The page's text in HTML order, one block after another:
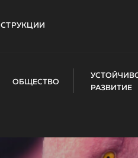
ОБЩЕСТВО
РАЗВИТИЕ